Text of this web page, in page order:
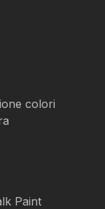
colori
Paint